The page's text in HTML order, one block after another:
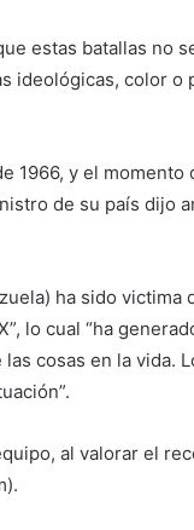
estas batallas no
ideológicas, color o
1966, y el
de su país dijo
ha sido
lo cual “ha
cosas en la vida.
al valorar el